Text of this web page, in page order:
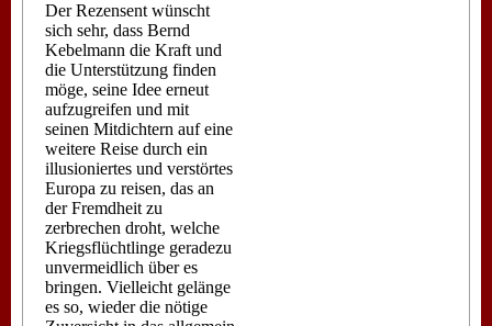
Der Rezensent wünscht
sich sehr, dass Bernd
Kebelmann die Kraft und
die Unterstützung finden
möge, seine Idee erneut
aufzugreifen und mit
seinen Mitdichtern auf eine
weitere Reise durch ein
illusioniertes und verstörtes
Europa zu reisen, das an
der Fremdheit zu
zerbrechen droht, welche
Kriegsflüchtlinge geradezu
unvermeidlich über es
bringen. Vielleicht gelänge
es so, wieder die nötige